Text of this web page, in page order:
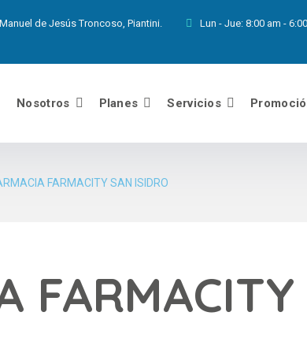
de Jesús Troncoso, Piantini. Lun - Jue: 8:00 am -
Nosotros Planes Servicios
FARMACITY SAN ISIDRO